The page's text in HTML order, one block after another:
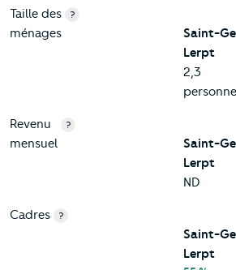
Taille des
ménages
?
Saint-
Lerpt
2,3
Revenu
mensuel
?
Saint-
Lerpt
ND
Cadres ?
Saint-
Lerpt